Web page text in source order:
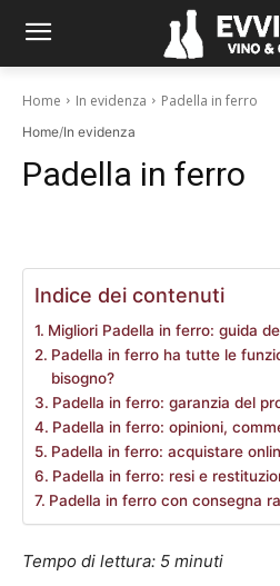
Home In evidenza Padella in ferro
Home/In evidenza
Padella in ferro
Indice dei contenuti
Migliori Padella in ferro: guida
Padella in ferro ha tutte le
bisogno?
Padella in ferro: garanzia del
Padella in ferro: opinioni,
Padella in ferro: acquistare
Padella in ferro: resi e
Padella in ferro con consegna
Tempo di lettura: 5 minuti